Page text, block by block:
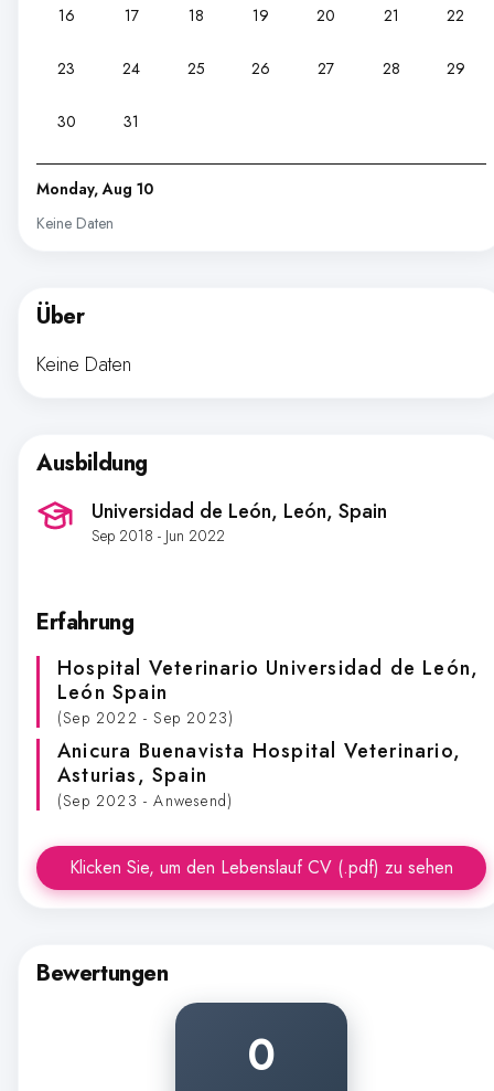
16 17 18 19 20 21 22
23 24 25 26 27 28 29
30 31
Monday, Aug 10
Keine Daten
Über
Keine Daten
Ausbildung
Universidad de León, León, Spain
Sep 2018 - Jun 2022
Erfahrung
Hospital Veterinario Universidad de León,
León Spain
(Sep 2022 - Sep 2023)
Anicura Buenavista Hospital Veterinario,
Asturias, Spain
(Sep 2023 - Anwesend)
Klicken Sie, um den Lebenslauf CV (.pdf) zu sehen
Bewertungen
0